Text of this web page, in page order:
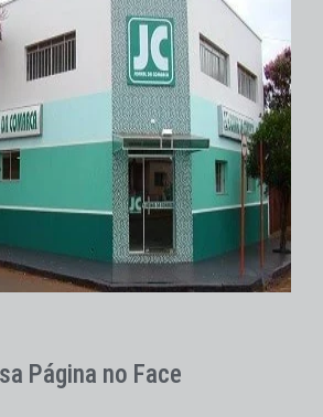
Página no Face